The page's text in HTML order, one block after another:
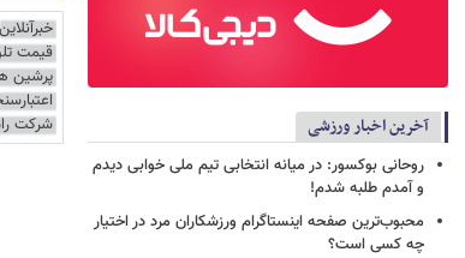
آخرین اخبار ورزشی
روحانی بوکسور: در میانه انتخابی تیم ملی خوابی دیدم
و آمدم طلبه شدم!
محبوب‌ترین صفحه اینستاگرام ورزشکاران مرد در اختیار
چه کسی است؟
خبرآنلاین
قیمت
پرشین
شرکت